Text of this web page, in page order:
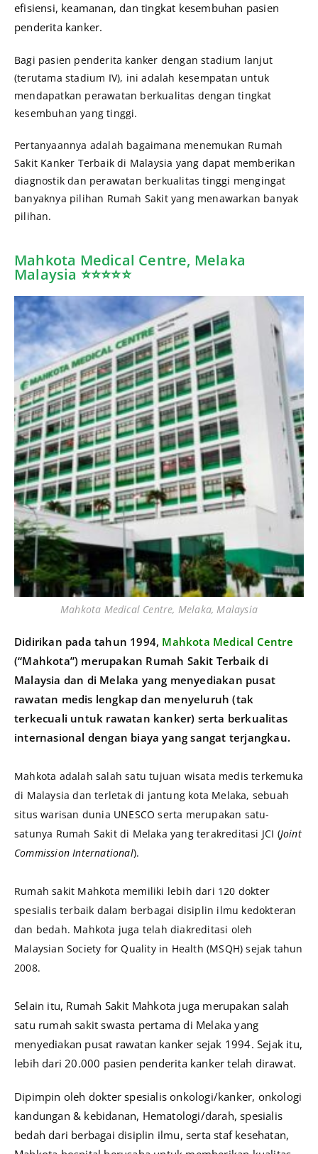
efisiensi, keamanan, dan tingkat kesembuhan pasien
penderita kanker.
Bagi pasien penderita kanker dengan stadium lanjut
(terutama stadium IV), ini adalah kesempatan untuk
mendapatkan perawatan berkualitas dengan tingkat
kesembuhan yang tinggi.
Pertanyaannya adalah bagaimana menemukan Rumah
Sakit Kanker Terbaik di Malaysia yang dapat memberikan
diagnostik dan perawatan berkualitas tinggi mengingat
banyaknya pilihan Rumah Sakit yang menawarkan banyak
pilihan.
Mahkota Medical Centre, Melaka
Malaysia ⭐⭐⭐⭐⭐
Mahkota Medical Centre, Melaka, Malaysia
Didirikan pada tahun 1994, Mahkota Medical Centre
(“Mahkota”) merupakan Rumah Sakit Terbaik di
Malaysia dan di Melaka yang menyediakan pusat
rawatan medis lengkap dan menyeluruh (tak
terkecuali untuk rawatan kanker) serta berkualitas
internasional dengan biaya yang sangat terjangkau.
Mahkota adalah salah satu tujuan wisata medis terkemuka
di Malaysia dan terletak di jantung kota Melaka, sebuah
situs warisan dunia UNESCO serta merupakan satu-
satunya Rumah Sakit di Melaka yang terakreditasi JCI (Joint
Commission International).
Rumah sakit Mahkota memiliki lebih dari 120 dokter
spesialis terbaik dalam berbagai disiplin ilmu kedokteran
dan bedah. Mahkota juga telah diakreditasi oleh
Malaysian Society for Quality in Health (MSQH) sejak tahun
2008.
Selain itu, Rumah Sakit Mahkota juga merupakan salah
satu rumah sakit swasta pertama di Melaka yang
menyediakan pusat rawatan kanker sejak 1994. Sejak itu,
lebih dari 20.000 pasien penderita kanker telah dirawat.
Dipimpin oleh dokter spesialis onkologi/kanker, onkologi
kandungan & kebidanan, Hematologi/darah, spesialis
bedah dari berbagai disiplin ilmu, serta staf kesehatan,